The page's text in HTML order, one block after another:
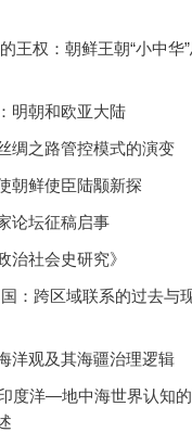
王权：朝鲜王朝“小中华
明朝和欧亚大陆
绸之路管控模式的演变
朝鲜使臣陆颙新探
论坛征稿启事
治社会史研究》
：跨区域联系的过去与
洋观及其海疆治理逻辑
度洋—地中海世界认知